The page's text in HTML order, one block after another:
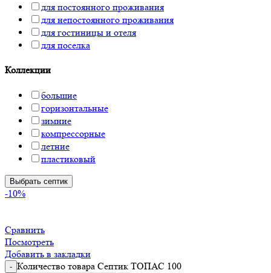
для постоянного проживания
для непостоянного проживания
для гостиницы и отеля
для поселка
Коллекции
большие
горизонтальные
зимние
компрессорные
летние
пластиковый
Выбрать септик
-10%
Сравнить
Посмотреть
Добавить в закладки
Количество товара Септик ТОПАС 100